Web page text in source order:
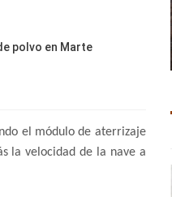
polvo en Marte
el módulo de aterrizaje
la velocidad de la nave a